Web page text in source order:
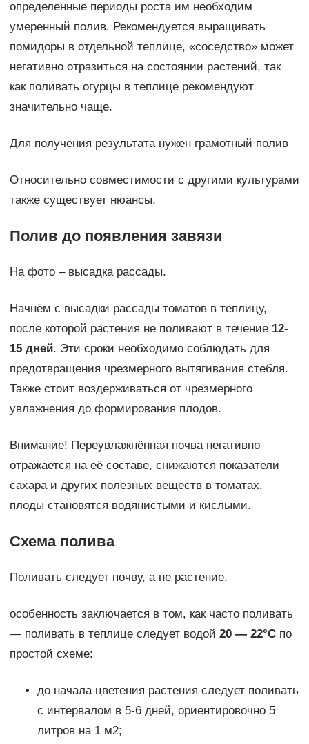
определенные периоды роста им необходим
умеренный полив. Рекомендуется выращивать
помидоры в отдельной теплице, «соседство» может
негативно отразиться на состоянии растений, так
как поливать огурцы в теплице рекомендуют
значительно чаще.
Для получения результата нужен грамотный полив
Относительно совместимости с другими культурами
также существует нюансы.
Полив до появления завязи
На фото – высадка рассады.
Начнём с высадки рассады томатов в теплицу,
после которой растения не поливают в течение 12-
15 дней. Эти сроки необходимо соблюдать для
предотвращения чрезмерного вытягивания стебля.
Также стоит воздерживаться от чрезмерного
увлажнения до формирования плодов.
Внимание! Переувлажнённая почва негативно
отражается на её составе, снижаются показатели
сахара и других полезных веществ в томатах,
плоды становятся водянистыми и кислыми.
Схема полива
Поливать следует почву, а не растение.
особенность заключается в том, как часто поливать
— поливать в теплице следует водой 20 — 22°Спо
простой схеме:
до начала цветения растения следует поливать
с интервалом в 5-6 дней, ориентировочно 5
литров на 1 м2;